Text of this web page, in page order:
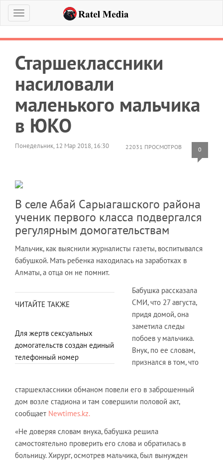
Меню
Старшеклассники
насиловали
маленького мальчика
в ЮКО
22031 ПРОСМОТРОВ 0
Понедельник, 12 Мар 2018, 16:30
В селе Абай Сарыагашского района
ученик первого класса подвергался
регулярным домогательствам
Мальчик, как выяснили журналисты газеты, воспитывался
бабушкой. Мать ребенка находилась на заработках в
Алматы, а отца он не помнит.
ЧИТАЙТЕ ТАКЖЕ
Для жертв сексуальных
домогательств создан единый
телефонный номер
Бабушка рассказала
СМИ, что 27 августа,
придя домой, она
заметила следы
побоев у мальчика.
Внук, по ее словам,
признался в том, что
старшеклассники обманом повели его в заброшенный
дом возле стадиона и там совершили половой акт,
сообщает Newtimes.kz.
«Не доверяя словам внука, бабушка решила
самостоятельно проверить его слова и обратилась в
больницу. Хирург, осмотрев мальчика, был вынужден